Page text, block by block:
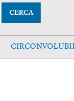
CERCA